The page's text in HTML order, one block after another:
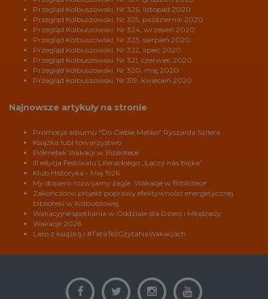
Przegląd Kolbuszowski. Nr 326, listopad 2020
Przegląd Kolbuszowski. Nr 325, październik 2020
Przegląd Kolbuszowski. Nr 324, wrzesień 2020
Przegląd Kolbuszowski. Nr 323, sierpień 2020
Przegląd Kolbuszowski. Nr 322, lipiec 2020
Przegląd Kolbuszowski. Nr 321, czerwiec 2020
Przegląd Kolbuszowski. Nr 320, maj 2020
Przegląd Kolbuszowski. Nr 319, kwiecień 2020
Najnowsze artykuły na stronie
Promocja albumu "Do Ciebie Matko" Ryszarda Szilera
Książka lubi towarzystwo
Półmetek Wakacji w Bibliotece
III edycja Festiwalu Literackiego „Łączy nas bajka”
Klub Historyka - Maj 1926
My dopiero rozwijamy żagle. Wakacje w Bibliotece
Zakończono projekt poprawy efektywności energetycznej
biblioteki w Kolbuszowej.
Wakacyjne spotkania w Oddziale dla Dzieci i Młodzieży
Wakacje 2026
Lato z książką i #TataTeżCzytaNaWakacjach